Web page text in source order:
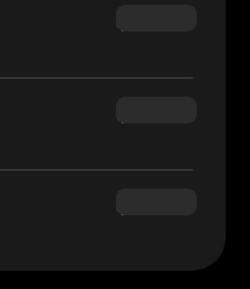
$34.95
$160.00
$180.00